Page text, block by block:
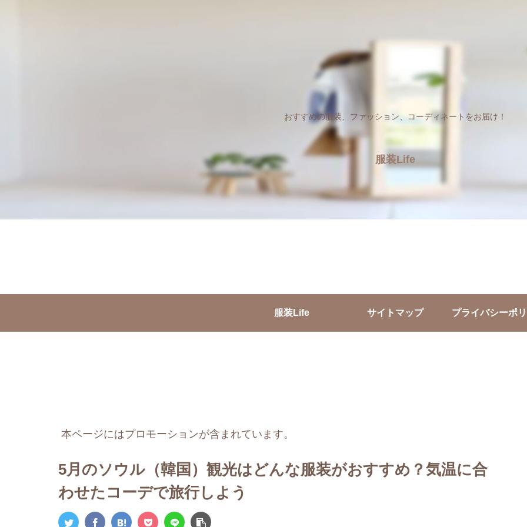
おすすめの服装、ファッション、コーディネートをお届け！
服装Life
服装Life サイトマップ プライバシーポ
本ページにはプロモーションが含まれています。
5月のソウル（韓国）観光はどんな服装がおすすめ？気温に合
わせたコーデで旅行しよう